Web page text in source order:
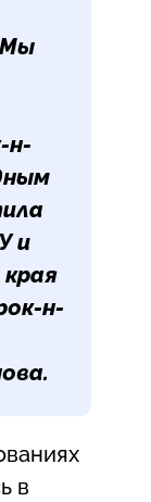
Мы
н-
и
н-
.
в